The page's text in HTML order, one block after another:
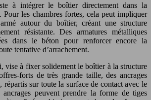
à intégrer le boîtier directement dans la
Pour les chambres fortes, cela peut impliquer
autour du boîtier, créant une structure
résistante. Des armatures métalliques
dans le béton pour renforcer encore la
tentative d’arrachement.
vise à fixer solidement le boîtier à la structure
forts de très grande taille, des ancrages
répartis sur toute la surface de contact avec le
peuvent prendre la forme de tiges